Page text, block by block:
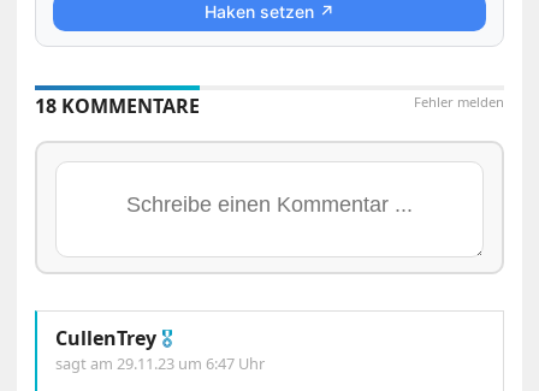
Haken setzen ↗
Fehler melden
18 KOMMENTARE
CullenTrey 🎖
sagt am29.11.23 um 6:47 Uhr